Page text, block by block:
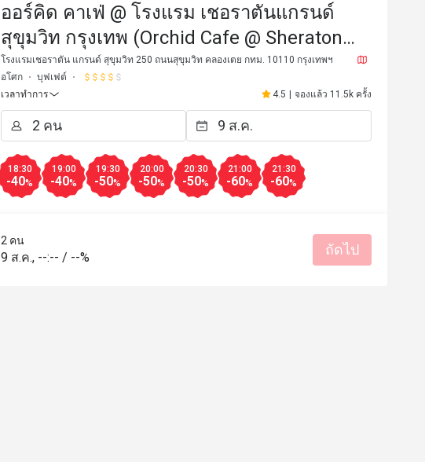
M
S****************y
ออร์คิด คาเฟ่ @ โรงแรม เชอราตันแกรนด์
สุขุมวิท กรุงเทพ (Orchid Cafe @ Sheraton
Grande Sukhumvit Hotel)
โรงแรมเชอราตัน แกรนด์ สุขุมวิท 250 ถนนสุขุมวิท คลองเตย กทม. 10110 กรุงเทพฯ
อโศก
บุฟเฟต์
เวลาทำการ
4.5 | จองแล้ว 11.5k ครั้ง
18:30
-40%
19:00
-40%
19:30
-50%
20:00
-50%
20:30
-50%
21:00
-60%
21:30
-60%
2 คน
9 ส.ค., --:-- / --% ถัดไป